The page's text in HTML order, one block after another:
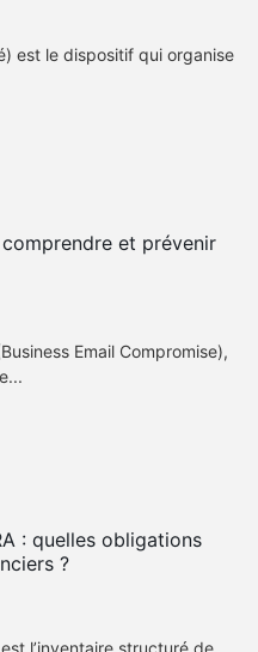
est le dispositif qui organise
et prévenir
Email Compromise),
: quelles obligations
?
l’inventaire structuré de